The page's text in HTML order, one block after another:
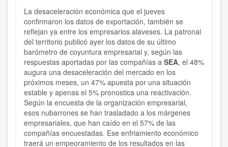
La desaceleración económica que el jueves
confirmaron los datos de exportación, también se
reflejan ya entre los empresarios alaveses. La patronal
del territorio publicó ayer los datos de su último
barómetro de coyuntura empresarial y, según las
respuestas aportadas por las compañías a SEA, el 48%
augura una desaceleración del mercado en los
próximos meses, un 47% apuesta por una situación
estable y apenas el 5% pronostica una reactivación.
Según la encuesta de la organización empresarial,
esos nubarrones se han trasladado a los márgenes
empresariales, que han caído en el 57% de las
compañías encuestadas. Ese enfriamiento económico
traerá un empeoramiento de los resultados en las